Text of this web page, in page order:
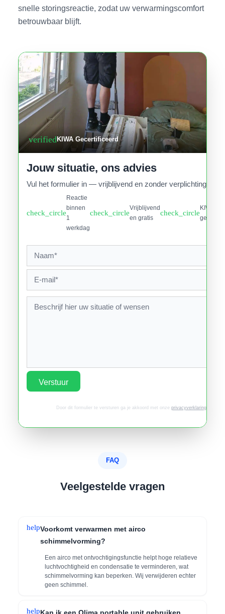
snelle storingsreactie, zodat uw verwarmingscomfort
betrouwbaar blijft.
verifiedKIWA Gecertificeerd
Jouw situatie, ons advies
Vul het formulier in — vrijblijvend en zonder verplichtingen.
check_circle
Reactie
binnen
1
werkdag
check_circle
Vrijblijvend
en gratis
check_circle
KIWA
Verstuur
Door dit formulier te versturen ga je akkoord met onze privacyverklaring.
FAQ
Veelgestelde vragen
helpVoorkomt verwarmen met airco
schimmelvorming?
Een airco met ontvochtigingsfunctie helpt hoge relatieve
luchtvochtigheid en condensatie te verminderen, wat
schimmelvorming kan beperken. Wij verwijderen echter
geen schimmel.
help